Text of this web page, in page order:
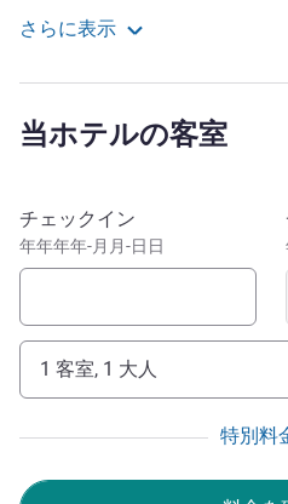
The hotel is easily accessible
and on-site parking available.
Wales, the Royal Mint and
conferences. Each with
and free Wi-Fi. We've also got
private bar, perfect for sit-
you can unwind and get your
on-site restaurant and bar, The
and provides a relaxed
travellers due to our proximity
さらに表示
当ホテルの客室
このホテルを予約
チェックイン
年年年年-月月-日日
1 客室, 1 大人
特別料